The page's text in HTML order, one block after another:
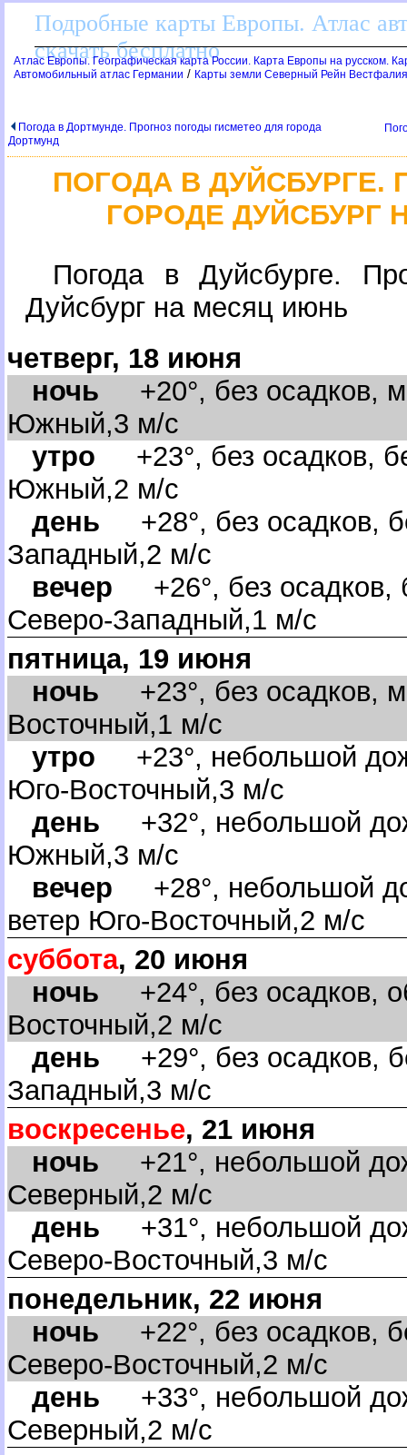
Подробные карты Европы. Атлас
скачать бесплатно
Атлас Европы. Географическая карта России. Карта Европы на русском.
Автомобильный атлас Германии / Карты земли Северный Рейн
Погода в Дортмунде. Прогноз погоды гисметео для города
Дортмунд
ПОГОДА В
ГОРОДЕ ДУЙСБУРГ
Погода в Дуйсбурге.
Дуйсбург на месяц июнь
четверг, 18 июня
ночь +20°, без осадков,
Южный,3 м/с
утро +23°, без осадков,
Южный,2 м/с
день +28°, без осадков,
Западный,2 м/с
ечер +26°, без осадков,
Северо-Западный,1 м/с
пятница, 19 июня
ночь +23°, без осадков,
осточный,1 м/с
утро +23°, небольшой
Юго-Восточный,3 м/с
день +32°, небольшой
Южный,3 м/с
ечер +28°, небольшой
етер Юго-Восточный,2 м/с
суббота, 20 июня
ночь +24°, без осадков,
осточный,2 м/с
день +29°, без осадков,
Западный,3 м/с
оскресенье, 21 июня
ночь +21°, небольшой
Северный,2 м/с
день +31°, небольшой
Северо-Восточный,3 м/с
понедельник, 22 июня
ночь +22°, без осадков,
Северо-Восточный,2 м/с
день +33°, небольшой
Северный,2 м/с